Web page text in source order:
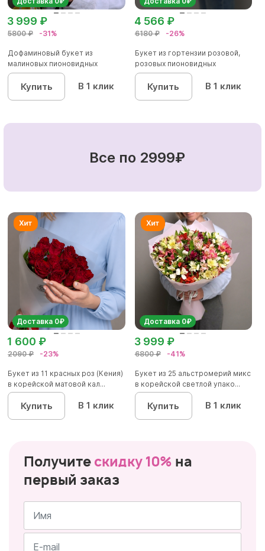
5800 ₽ -31%
3 999 ₽
Дофаминовый букет из
малиновых пионовидных
кустовых роз...
Купить В 1 клик
6180 ₽ -26%
4 566 ₽
Букет из гортензии розовой,
розовых пионовидных
кустовы...
Купить В 1 клик
Все по 2999₽
Доставка 0₽
2090 ₽ -23%
1 600 ₽
Букет из 11 красных роз (Кения)
в корейской матовой кал...
Купить В 1 клик
Доставка 0₽
6800 ₽ -41%
3 999 ₽
Букет из 25 альстромерий микс
в корейской светлой упако...
Купить В 1 клик
Получите скидку 10% на
первый заказ
Имя